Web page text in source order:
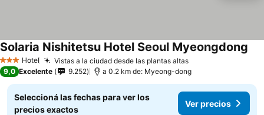
3 Estrellas
Hotel Vistas a la ciudad desde las plantas altas
Solaria Nishitetsu Hotel Seoul Myeongdong
9,0 Excelente 9.252 a 0.2 km de: Myeong-dong
Seleccioná las fechas para ver los
precios exactos
Ver precios